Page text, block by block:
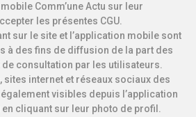
Comm’une Actu sur leur
les présentes CGU.
sur le site et l’application mobile sont
à des fins de diffusion de la part des
consultation par les utilisateurs.
internet et réseaux sociaux des
visibles depuis l’application
en cliquant sur leur photo de profil.